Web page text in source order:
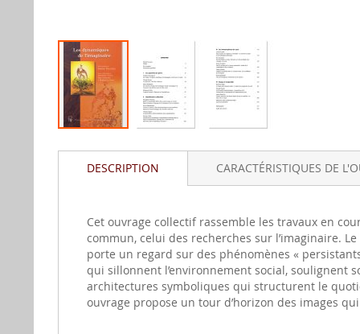
au
début
gallerie
d'image
DESCRIPTION
Cet ouvrage collectif rassemble les travaux en
commun, celui des recherches sur l’imaginaire.
porte un regard sur des phénomènes «
qui sillonnent l’environnement social, soulignent
architectures symboliques qui structurent le
ouvrage propose un tour d’horizon des images
CARACTÉRISTIQUES DE